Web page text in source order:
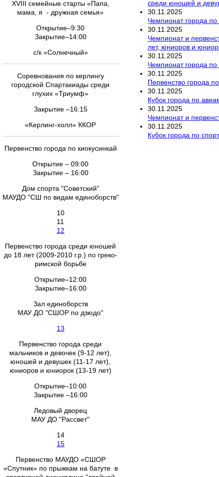
XVIII семейные старты «Папа,
мама, я - дружная семья»
Открытие–9:30
Закрытие–14:00
с/к «Солнечный»
Соревнования по керлингу
городской Спартакиады среди
глухих «Триумф»
Закрытие –16:15
«Керлинг-холл» ККОР
Первенство города по киокусинкай
Открытие – 09:00
Закрытие – 16:00
Дом спорта "Советский"
МАУДО "СШ по видам единоборств"
10
11
12
Первенство города среди юношей
до 18 лет (2009-2010 г.р.) по греко-
римской борьбе
Открытие–12:00
Закрытие–16:00
Зал единоборств
МАУ ДО "СШОР по дзюдо"
13
Первенство города среди
мальчиков и девочек (9-12 лет),
юношей и девушек (11-17 лет),
юниоров и юниорок (13-19 лет)
Открытие–10:00
Закрытие –16:00
Ледовый дворец
МАУ ДО "Рассвет"
14
15
Первенство МАУДО «СШОР
«Спутник» по прыжкам на батуте в
среди юношей и
30 11 2025
Чемпионат города
30 11 2025
Чемпионат и
лет, юниоров и
30 11 2025
Чемпионат города по
30 11 2025
Первенство города
30 11 2025
Кубок города по
30 11 2025
Чемпионат и
30 11 2025
Кубок города по